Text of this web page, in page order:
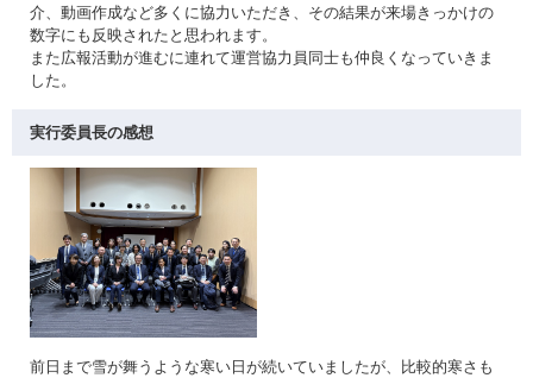
介、動画作成など多くに協力いただき、その結果が来場きっかけの
数字にも反映されたと思われます。
また広報活動が進むに連れて運営協力員同士も仲良くなっていきま
した。
実行委員長の感想
前日まで雪が舞うような寒い日が続いていましたが、比較的寒さも